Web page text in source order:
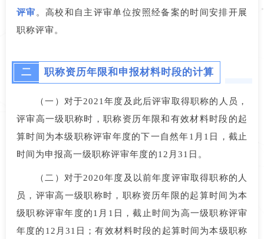
评审 。高校和自主评审单位按照经备案的时间安排开展
职称评审。
二 职称资历年限和申报材料时段的计算
（一）对于2021年度及此后评审取得职称的人员，
评审高一级职称时，职称资历年限和有效材料时段的起
算时间为本级职称评审年度的下一自然年1月1日，截止
时间为申报高一级职称评审年度的12月31日。
（二）对于2020年度及以前年度评审取得职称的人
员，评审高一级职称时，职称资历年限的起算时间为本
级职称评审年度的1月1日，截止时间为高一级职称评审
年度的12月31日；有效材料时段的起算时间为本级职称